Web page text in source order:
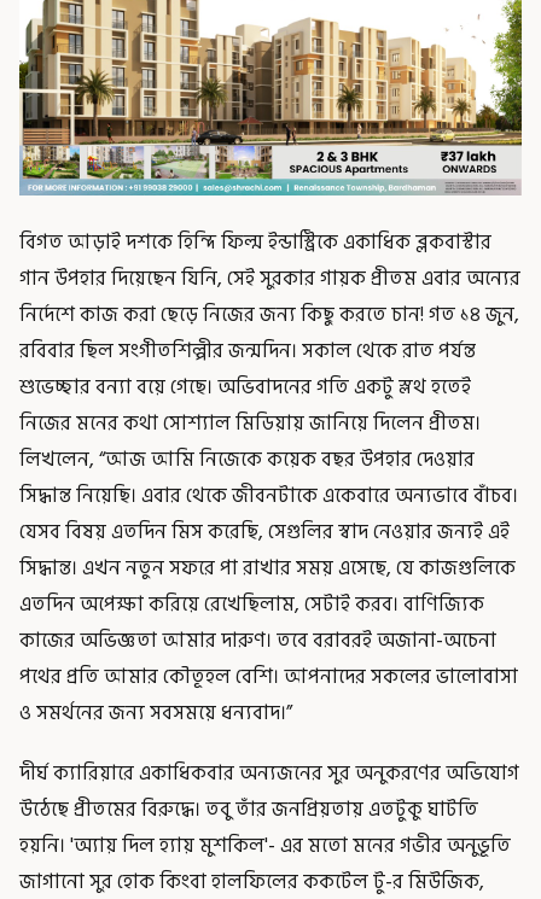
বিগত আড়াই দশকে হিন্দি ফিল্ম ইন্ডাস্ট্রিকে একাধিক ব্লকবাস্টার
গান উপহার দিয়েছেন যিনি, সেই সুরকার গায়ক প্রীতম এবার অন্যের
নির্দেশে কাজ করা ছেড়ে নিজের জন্য কিছু করতে চান! গত ১৪ জুন,
রবিবার ছিল সংগীতশিল্পীর জন্মদিন। সকাল থেকে রাত পর্যন্ত
শুভেচ্ছার বন্যা বয়ে গেছে। অভিবাদনের গতি একটু স্লথ হতেই
নিজের মনের কথা সোশ্যাল মিডিয়ায় জানিয়ে দিলেন প্রীতম।
লিখলেন, “আজ আমি নিজেকে কয়েক বছর উপহার দেওয়ার
সিদ্ধান্ত নিয়েছি। এবার থেকে জীবনটাকে একেবারে অন্যভাবে বাঁচব।
যেসব বিষয় এতদিন মিস করেছি, সেগুলির স্বাদ নেওয়ার জন্যই এই
সিদ্ধান্ত। এখন নতুন সফরে পা রাখার সময় এসেছে, যে কাজগুলিকে
এতদিন অপেক্ষা করিয়ে রেখেছিলাম, সেটাই করব। বাণিজ্যিক
কাজের অভিজ্ঞতা আমার দারুণ। তবে বরাবরই অজানা-অচেনা
পথের প্রতি আমার কৌতূহল বেশি। আপনাদের সকলের ভালোবাসা
ও সমর্থনের জন্য সবসময়ে ধন্যবাদ।”
দীর্ঘ ক্যারিয়ারে একাধিকবার অন্যজনের সুর অনুকরণের অভিযোগ
উঠেছে প্রীতমের বিরুদ্ধে। তবু তাঁর জনপ্রিয়তায় এতটুকু ঘাটতি
হয়নি। 'অ্যায় দিল হ্যায় মুশকিল'- এর মতো মনের গভীর অনুভূতি
জাগানো সুর হোক কিংবা হালফিলের ককটেল টু-র মিউজিক,